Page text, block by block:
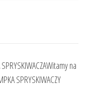
na
SPRYSKIWACZY